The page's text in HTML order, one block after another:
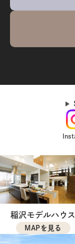
稲沢モデルハウス
MAPを見る